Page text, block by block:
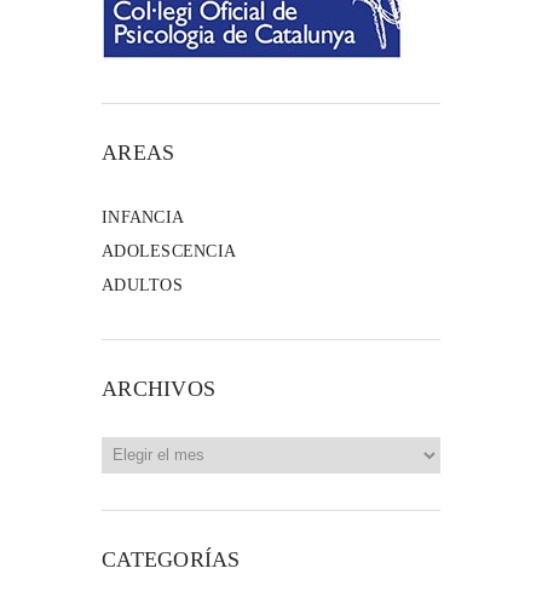
AREAS
INFANCIA
ADOLESCENCIA
ADULTOS
ARCHIVOS
Archivos
CATEGORÍAS